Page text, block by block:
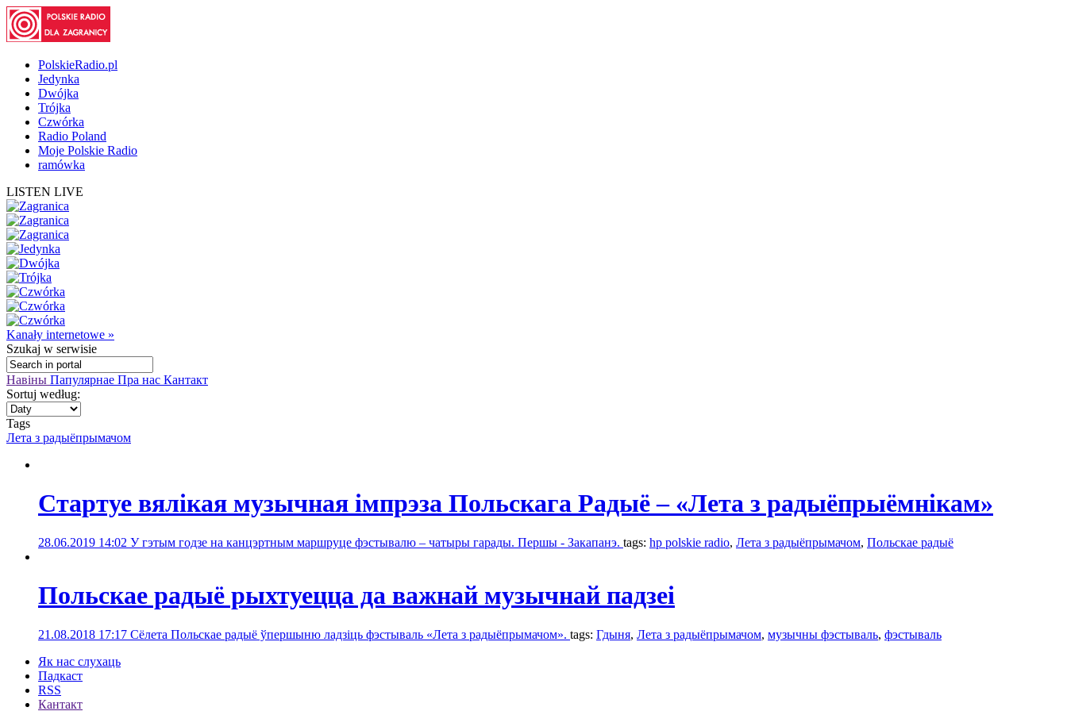
PolskieRadio.pl
Jedynka
Dwójka
Trójka
Czwórka
Radio Poland
Moje Polskie Radio
ramówka
LISTEN LIVE
Kanały internetowe »
Szukaj w serwisie
Навіны Папулярнае Пра нас Кантакт
Sortuj według:
Tags
Лета з радыёпрымачом
Cтартуе вялікая музычная імпрэза Польскага Радыё – «Лета з радыёпрыёмнікам»
28.06.2019 14:02 У гэтым годзе на канцэртным маршруце фэстывалю – чатыры гарады. Першы - Закапанэ. tags: hp polskie radio, Лета з радыёпрымачом, Польскае радыё
Польскае радыё рыхтуецца да важнай музычнай падзеі
21.08.2018 17:17 Сёлета Польскае радыё ўпершыню ладзіць фэстываль «Лета з радыёпрымачом». tags: Гдыня, Лета з радыёпрымачом, музычны фэстываль, фэстываль
Як нас слухаць
Падкаст
RSS
Кантакт